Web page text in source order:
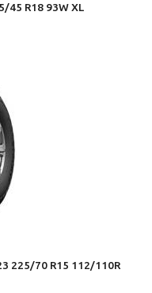
45 R18 93W XL
225/70 R15 112/110R